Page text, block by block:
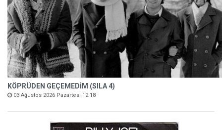
KÖPRÜDEN GEÇEMEDİM (SILA 4)
03 Ağustos 2026 Pazartesi 12:18